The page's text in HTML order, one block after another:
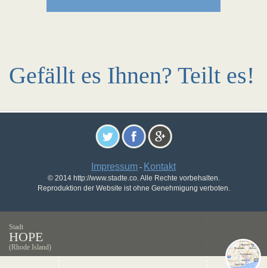
Gefällt es Ihnen? Teilt es!
Impressum - Kontakt
© 2014 http://www.stadte.co. Alle Rechte vorbehalten.
Reproduktion der Website ist ohne Genehmigung verboten.
Stadt
HOPE
(Rhode Island)